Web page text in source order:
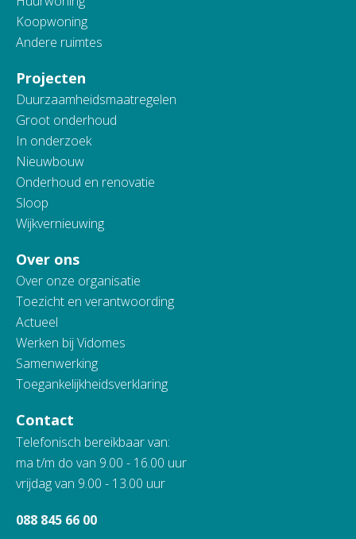
Koopwoning
Andere ruimtes
Projecten
Duurzaamheidsmaatregelen
Groot onderhoud
In onderzoek
Nieuwbouw
Onderhoud en renovatie
Sloop
Wijkvernieuwing
Over ons
Over onze organisatie
Toezicht en verantwoording
Actueel
Werken bij Vidomes
Samenwerking
Toegankelijkheidsverklaring
Contact
Telefonisch bereikbaar van:
ma t/m do van 9.00 - 16.00 uur
vrijdag van 9.00 - 13.00 uur
088 845 66 00